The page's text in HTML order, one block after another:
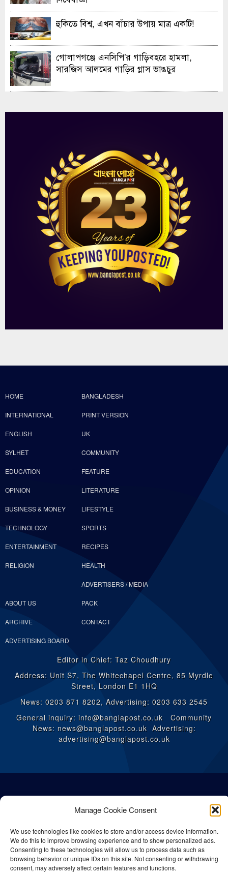
Manage Cookie Consent
We use technologies like cookies to store and/or access device information.
We do this to improve browsing experience and to show personalized ads.
Consenting to these technologies will allow us to process data such as
browsing behavior or unique IDs on this site. Not consenting or withdrawing
consent, may adversely affect certain features and functions.
হুকিতে বিশ্ব, এখন বাঁচার উপায় মাত্র একটি!
গোলাপগঞ্জে এনসিপি’র গাড়িবহরে হামলা,
সারজিস আলমের গাড়ির গ্লাস ভাঙচুর
HOME BANGLADESH
INTERNATIONAL PRINT VERSION
ENGLISH UK
SYLHET COMMUNITY
EDUCATION FEATURE
OPINION LITERATURE
BUSINESS & MONEY LIFESTYLE
TECHNOLOGY SPORTS
ENTERTAINMENT RECIPES
RELIGION HEALTH
ABOUT US
ADVERTISERS / MEDIA
PACK
ARCHIVE CONTACT
ADVERTISING BOARD
Editor in Chief: Taz Choudhury
Address: Unit S7, The Whitechapel Centre, 85 Myrdle
Street, London E1 1HQ
News: 0203 871 8202, Advertising: 0203 633 2545
General inquiry: info@banglapost.co.uk Community
News: news@banglapost.co.uk Advertising:
advertising@banglapost.co.uk